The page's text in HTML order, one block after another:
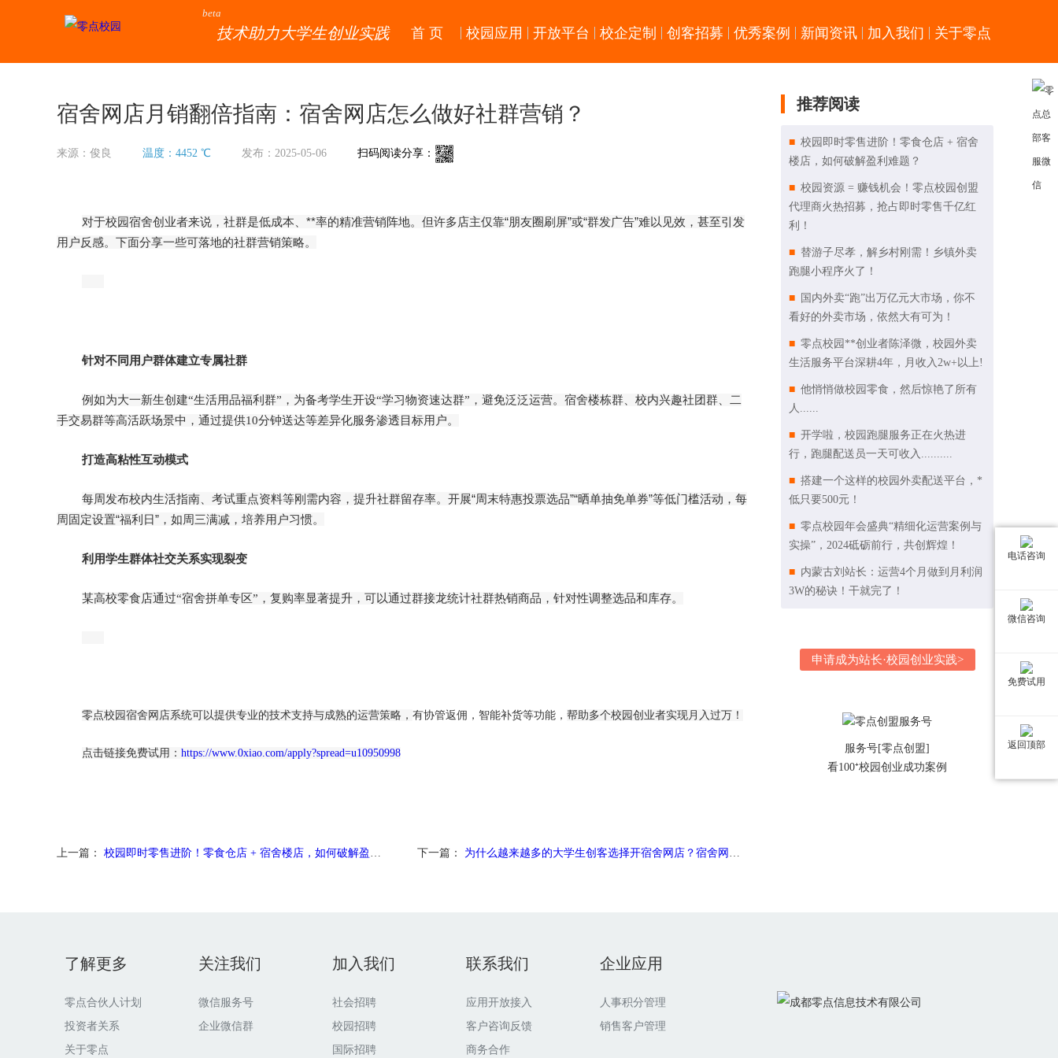
beta
技术助力大学生创业实践 首 页 校园应用 开放平台 校企定制 创客招募 优秀案例 新闻资讯 加入我们 关于零点
宿舍网店月销翻倍指南：宿舍网店怎么做好社群营销？
来源：俊良 温度：4452 ℃ 发布：2025-05-06 扫码阅读分享：
对于校园宿舍创业者来说，社群是低成本、**率的精准营销阵地。但许多店主仅靠“朋友圈刷屏”或“群发广告”难以见效，甚至引发
用户反感。下面分享一些可落地的社群营销策略。
针对不同用户群体建立专属社群
例如为大一新生创建“生活用品福利群”，为备考学生开设“学习物资速达群”，避免泛泛运营。宿舍楼栋群、校内兴趣社团群、二
手交易群等高活跃场景中，通过提供10分钟送达等差异化服务渗透目标用户。
打造高粘性互动模式
每周发布校内生活指南、考试重点资料等刚需内容，提升社群留存率。开展“周末特惠投票选品”“晒单抽免单券”等低门槛活动，每
周固定设置“福利日”，如周三满减，培养用户习惯。
利用学生群体社交关系实现裂变
某高校零食店通过“宿舍拼单专区”，复购率显著提升，可以通过群接龙统计社群热销商品，针对性调整选品和库存。
零点校园宿舍网店系统可以提供专业的技术支持与成熟的运营策略， 有协管返佣，智能补货等功能， 帮助多个校园创业者实现月入过万！
点击链接免费试用： https://www.0xiao.com/apply?spread=u10950998
上一篇： 校园即时零售进阶！零食仓店 + 宿舍楼店，如何破解盈利难题？ 下一篇： 为什么越来越多的大学生创客选择开宿舍网店？宿舍网店有什么好处？
推荐阅读
校园即时零售进阶！零食仓店 + 宿舍
楼店，如何破解盈利难题？
校园资源 = 赚钱机会！零点校园创盟
代理商火热招募，抢占即时零售千亿红
利！
替游子尽孝，解乡村刚需！乡镇外卖
跑腿小程序火了！
国内外卖“跑”出万亿元大市场，你不
看好的外卖市场，依然大有可为！
零点校园**创业者陈泽微，校园外卖
生活服务平台深耕4年，月收入2w+以上!
他悄悄做校园零食，然后惊艳了所有
人......
开学啦，校园跑腿服务正在火热进
行，跑腿配送员一天可收入..........
搭建一个这样的校园外卖配送平台，*
低只要500元！
零点校园年会盛典“精细化运营案例与
实操”，2024砥砺前行，共创辉煌！
内蒙古刘站长：运营4个月做到月利润
3W的秘诀！干就完了！
申请成为站长·校园创业实践>
服务号[零点创盟]
看100⁺校园创业成功案例
了解更多
零点合伙人计划
投资者关系
关于零点
关注我们
微信服务号
企业微信群
加入我们
社会招聘
校园招聘
国际招聘
联系我们
应用开放接入
客户咨询反馈
商务合作
企业应用
人事积分管理
销售客户管理
电话咨询
微信咨询
免费试用
返回顶部